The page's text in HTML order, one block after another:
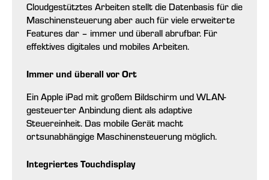
Cloudgestütztes Arbeiten stellt die Datenbasis für die
Maschinensteue­rung aber auch für viele erweiterte
Features dar – immer und überall abrufbar. Für
effektives digitales und mobiles Arbeiten.
Immer und überall vor Ort
Ein Apple iPad mit großem Bildschirm und WLAN-
gesteuerter Anbindung dient als adaptive
Steuereinheit. Das mobile Gerät macht
ortsunabhängige Maschinensteuerung möglich.
Integriertes Touchdisplay